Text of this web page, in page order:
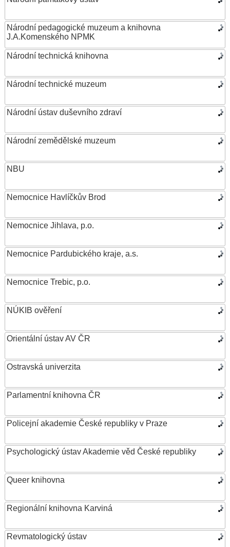
Národní pedagogické muzeum a knihovna
J.A.Komenského NPMK
Národní technická knihovna
Národní technické muzeum
Národní ústav duševního zdraví
Národní zemědělské muzeum
NBU
Nemocnice Havlíčkův Brod
Nemocnice Jihlava, p.o.
Nemocnice Pardubického kraje, a.s.
Nemocnice Trebic, p.o.
NÚKIB ověření
Orientální ústav AV ČR
Ostravská univerzita
Parlamentní knihovna ČR
Policejní akademie České republiky v Praze
Psychologický ústav Akademie věd České republiky
Queer knihovna
Regionální knihovna Karviná
Revmatologický ústav